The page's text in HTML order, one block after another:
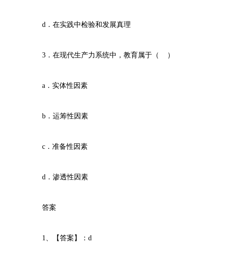
d．在实践中检验和发展真理
3．在现代生产力系统中，教育属于（ ）
a．实体性因素
b．运筹性因素
c．准备性因素
d．渗透性因素
答案
1、【答案】：d